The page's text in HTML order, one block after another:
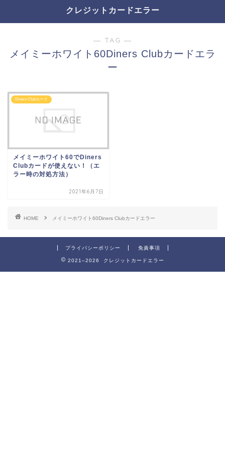
クレジットカードエラー
― TAG ―
メイミーホワイト60Diners Clubカードエラ
ー
Diners Clubカード
メイミーホワイト60でDiners
Clubカードが使えない！（エ
ラー時の対処方法）
2021年6月7日
HOME メイミーホワイト60Diners Clubカードエラー
プライバシーポリシー 免責事項
2021–2026 クレジットカードエラー